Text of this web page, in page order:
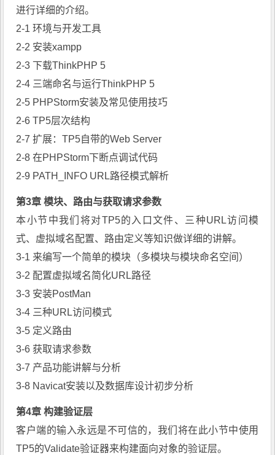
进行详细的介绍。
2-1 环境与开发工具
2-2 安装xampp
2-3 下载ThinkPHP 5
2-4 三端命名与运行ThinkPHP 5
2-5 PHPStorm安装及常见使用技巧
2-6 TP5层次结构
2-7 扩展：TP5自带的Web Server
2-8 在PHPStorm下断点调试代码
2-9 PATH_INFO URL路径模式解析
第3章 模块、路由与获取请求参数
本小节中我们将对TP5的入口文件、三种URL访问模
式、虚拟域名配置、路由定义等知识做详细的讲解。
3-1 来编写一个简单的模块（多模块与模块命名空间）
3-2 配置虚拟域名简化URL路径
3-3 安装PostMan
3-4 三种URL访问模式
3-5 定义路由
3-6 获取请求参数
3-7 产品功能讲解与分析
3-8 Navicat安装以及数据库设计初步分析
第4章 构建验证层
客户端的输入永远是不可信的，我们将在此小节中使用
TP5的Validate验证器来构建面向对象的验证层。